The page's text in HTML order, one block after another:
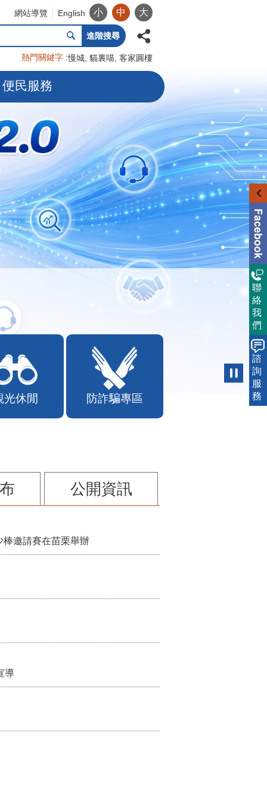
網站導覽 English 小 中 大
進階搜尋
熱門關鍵字 慢城 貓裏喵 客家圓樓
便民服務
光休閒 防詐騙專區
公開資訊
邀請賽在苗栗舉辦
導
聯
絡
我
們
諮
詢
服
務